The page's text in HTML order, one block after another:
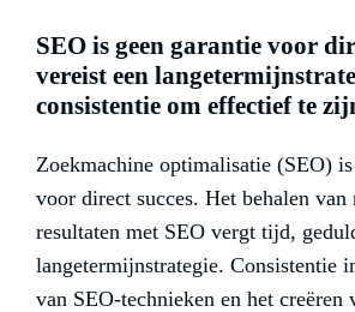
SEO is geen garantie voor
vereist een
consistentie om effectief te
Zoekmachine optimalisatie (SEO)
voor direct succes. Het behalen van
resultaten met SEO vergt tijd,
langetermijnstrategie. Consistentie
van SEO-technieken en het creëren